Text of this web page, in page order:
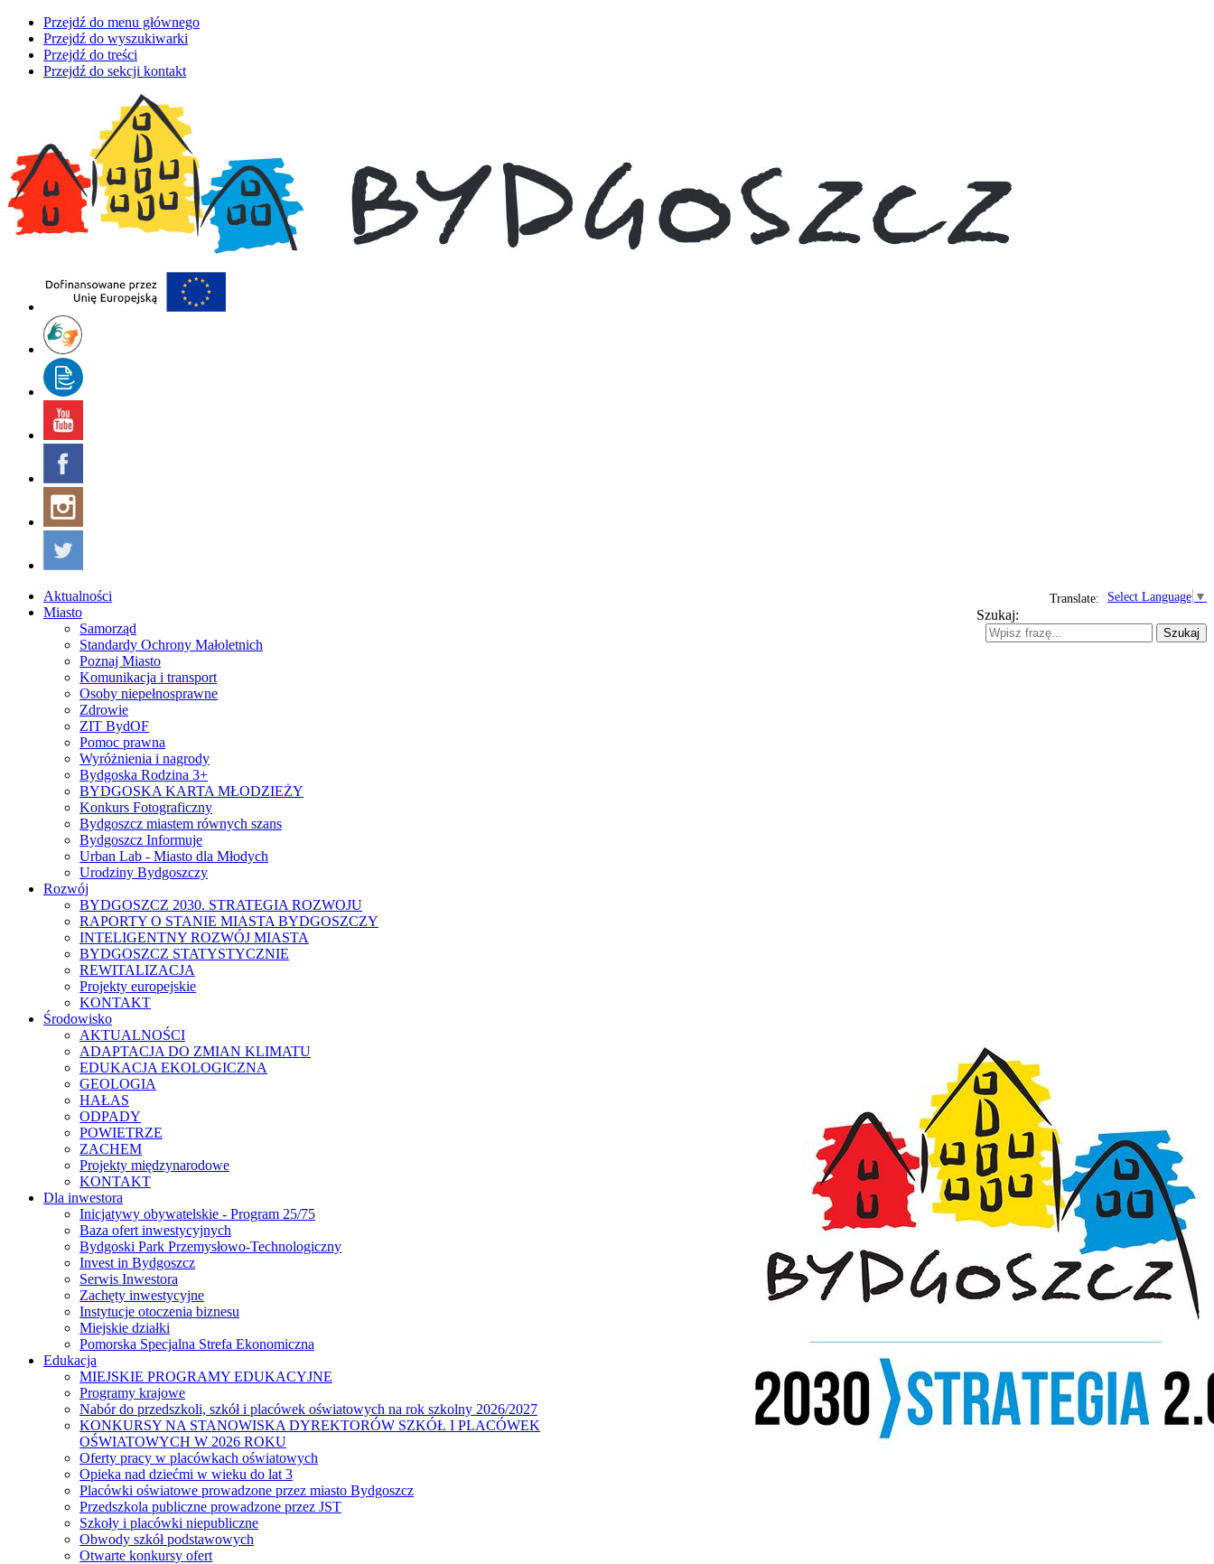
Przejdź do menu głównego
Przejdź do wyszukiwarki
Przejdź do treści
Przejdź do sekcji kontakt
Select Language ▼
Translate:
Szukaj:
Szukaj
Aktualności
Miasto
Samorząd
Standardy Ochrony Małoletnich
Poznaj Miasto
Komunikacja i transport
Osoby niepełnosprawne
Zdrowie
ZIT BydOF
Pomoc prawna
Wyróżnienia i nagrody
Bydgoska Rodzina 3+
BYDGOSKA KARTA MŁODZIEŻY
Konkurs Fotograficzny
Bydgoszcz miastem równych szans
Bydgoszcz Informuje
Urban Lab - Miasto dla Młodych
Urodziny Bydgoszczy
Rozwój
BYDGOSZCZ 2030. STRATEGIA ROZWOJU
RAPORTY O STANIE MIASTA BYDGOSZCZY
INTELIGENTNY ROZWÓJ MIASTA
BYDGOSZCZ STATYSTYCZNIE
REWITALIZACJA
Projekty europejskie
KONTAKT
Środowisko
AKTUALNOŚCI
ADAPTACJA DO ZMIAN KLIMATU
EDUKACJA EKOLOGICZNA
GEOLOGIA
HAŁAS
ODPADY
POWIETRZE
ZACHEM
Projekty międzynarodowe
KONTAKT
Dla inwestora
Inicjatywy obywatelskie - Program 25/75
Baza ofert inwestycyjnych
Bydgoski Park Przemysłowo-Technologiczny
Invest in Bydgoszcz
Serwis Inwestora
Zachęty inwestycyjne
Instytucje otoczenia biznesu
Miejskie działki
Pomorska Specjalna Strefa Ekonomiczna
Edukacja
MIEJSKIE PROGRAMY EDUKACYJNE
Programy krajowe
Nabór do przedszkoli, szkół i placówek oświatowych na rok szkolny 2026/2027
KONKURSY NA STANOWISKA DYREKTORÓW SZKÓŁ I PLACÓWEK
OŚWIATOWYCH W 2026 ROKU
Oferty pracy w placówkach oświatowych
Opieka nad dziećmi w wieku do lat 3
Placówki oświatowe prowadzone przez miasto Bydgoszcz
Przedszkola publiczne prowadzone przez JST
Szkoły i placówki niepubliczne
Obwody szkół podstawowych
Otwarte konkursy ofert